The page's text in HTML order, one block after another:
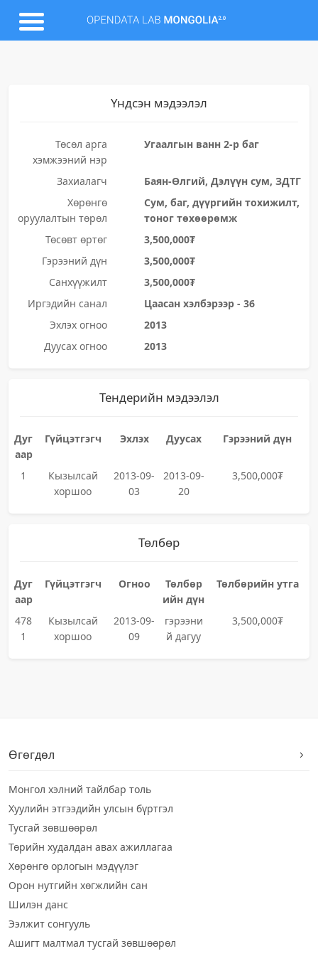
Үндсэн мэдээлэл
Төсөл арга
хэмжээний нэр
Угаалгын ванн 2-р баг
Захиалагч
Баян-Өлгий, Дэлүүн сум, ЗДТГ
Хөрөнгө
оруулалтын төрөл
Сум, баг, дүүргийн тохижилт,
тоног төхөөрөмж
Төсөвт өртөг
3,500,000₮
Гэрээний дүн
3,500,000₮
Санхүүжилт
3,500,000₮
Иргэдийн санал
Цаасан хэлбэрээр - 36
Эхлэх огноо
2013
Дуусах огноо
2013
Тендерийн мэдээлэл
Дуг
аар
Гүйцэтгэгч Эхлэх Дуусах Гэрээний дүн
1
Кызылсай
хоршоо
2013-09-
03
2013-09-
20
3,500,000₮
Төлбөр
Дуг
аар
Гүйцэтгэгч Огноо
Төлбөр
ийн дүн
Төлбөрийн утга
478
1
Кызылсай
хоршоо
2013-09-
09
гэрээни
й дагуу
3,500,000₮
Өгөгдөл
Монгол хэлний тайлбар толь
Хуулийн этгээдийн улсын бүртгэл
Тусгай зөвшөөрөл
Төрийн худалдан авах ажиллагаа
Хөрөнгө орлогын мэдүүлэг
Орон нутгийн хөгжлийн сан
Шилэн данс
Ээлжит сонгууль
Ашигт малтмал тусгай зөвшөөрөл